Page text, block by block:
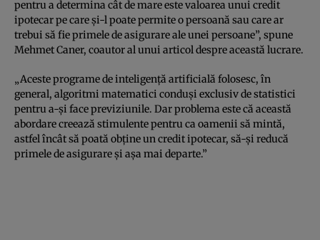
pentru a determina cât de mare este valoarea unui credit
ipotecar pe care și-l poate permite o persoană sau care ar
trebui să fie primele de asigurare ale unei persoane”, spune
Mehmet Caner, coautor al unui articol despre această lucrare.
„Aceste programe de inteligență artificială folosesc, în
general, algoritmi matematici conduși exclusiv de statistici
pentru a-și face previziunile. Dar problema este că această
abordare creează stimulente pentru ca oamenii să mintă,
astfel încât să poată obține un credit ipotecar, să-și reducă
primele de asigurare și așa mai departe.”